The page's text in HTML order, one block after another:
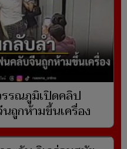
รณภูมิเปิดคลิป
ถูกห้ามขึ้นเครื่อง